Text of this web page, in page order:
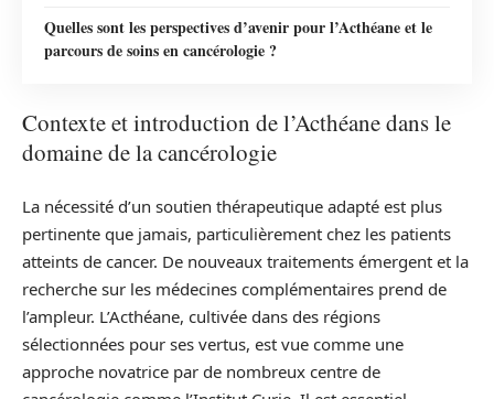
Quelles sont les perspectives d’avenir pour l’Acthéane et le
parcours de soins en cancérologie ?
Contexte et introduction de l’Acthéane dans le
domaine de la cancérologie
La nécessité d’un soutien thérapeutique adapté est plus
pertinente que jamais, particulièrement chez les patients
atteints de cancer. De nouveaux traitements émergent et la
recherche sur les médecines complémentaires prend de
l’ampleur. L’Acthéane, cultivée dans des régions
sélectionnées pour ses vertus, est vue comme une
approche novatrice par de nombreux centre de